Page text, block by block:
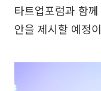
타트업포럼과 함
안을 제시할 예정